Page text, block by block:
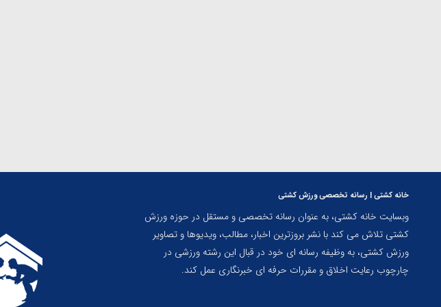
خانه کشتی | رسانه تخصصی ورزش کشتی
وبسایت خانه کشتی، به عنوان رسانه تخصصی و مستقل در حوزه ورزش
کشتی تلاش می کند با نشر بروزترین اخبار، مطالب، ویدیوها و تصاویر
ورزش کشتی، به وظیفه رسانه ای خود در قبال این رشته ورزشی در
چارچوب رعایت اخلاق و مقررات حرفه ای خبرنگاری عمل کند.